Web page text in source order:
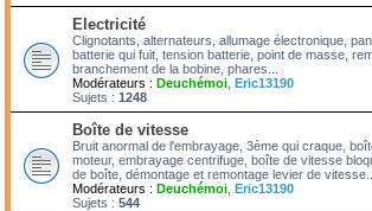
Electricité
Clignotants, alternateurs, allumage électronique,
batterie qui fuit, tension batterie, point de masse,
branchement de la bobine, phares...
Modérateurs : Deuchémoi Eric13190
Sujets : 1248
Boîte de vitesse
Bruit anormal de l'embrayage, 3ème qui craque,
moteur, embrayage centrifuge, boîte de vitesse
de boîte, démontage et remontage levier de vitesse...
Modérateurs : Deuchémoi Eric13190
Sujets : 544